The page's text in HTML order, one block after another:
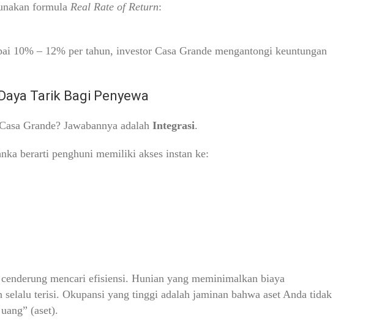
formula Real Rate of Return:
10% – 12%per tahun, investor Casa Grande mengantongi keuntungan
Tarik Bagi Penyewa
Grande? Jawabannya adalah Integrasi.
berarti penghuni memiliki akses instan ke:
mencari efisiensi. Hunian yang meminimalkan biaya
terisi. Okupansi yang tinggi adalah jaminan bahwa aset Anda tidak
(aset).